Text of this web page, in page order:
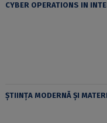
CYBER OPERATIONS IN
ȘTIINȚA MODERNĂ ȘI